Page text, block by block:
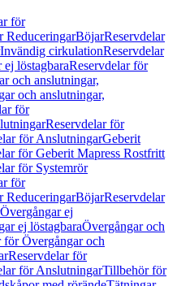
för
ReduceringarBöjarReservdelar
Invändig cirkulationReservdelar
ej löstagbaraReservdelar för
och anslutningar,
och anslutningar,
för
Reservdelar för
för AnslutningarGeberit
för Geberit Mapress Rostfritt
för Systemrör
för
ReduceringarBöjarReservdelar
Övergångar ej
ej löstagbaraÖvergångar och
för Övergångar och
Reservdelar för
för AnslutningarTillbehör för